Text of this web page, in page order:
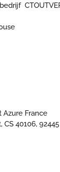
Azure France
40106,